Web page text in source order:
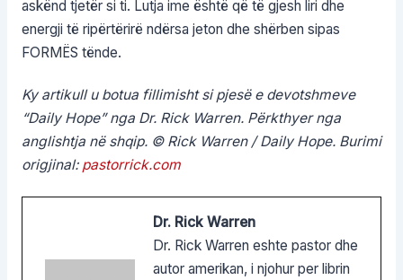
askënd tjetër si ti. Lutja ime është që të gjesh liri dhe
energji të ripërtërirë ndërsa jeton dhe shërben sipas
FORMËS tënde.
Ky artikull u botua fillimisht si pjesë e devotshmeve
“Daily Hope” nga Dr. Rick Warren. Përkthyer nga
anglishtja në shqip. © Rick Warren / Daily Hope. Burimi
origjinal: pastorrick.com
Dr. Rick Warren
Dr. Rick Warren eshte pastor dhe
autor amerikan, i njohur per librin